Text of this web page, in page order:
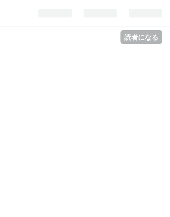
読者になる